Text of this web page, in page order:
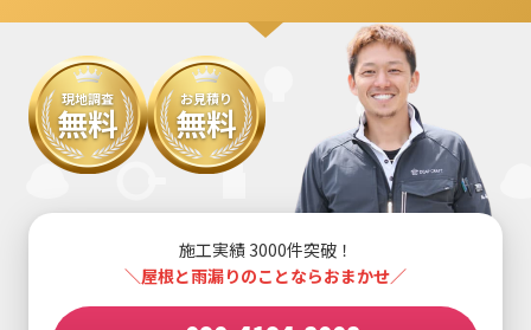
現地調査
無料
お見積り
無料
施工実績 3000件突破！
＼屋根と雨漏りのことならおまかせ／